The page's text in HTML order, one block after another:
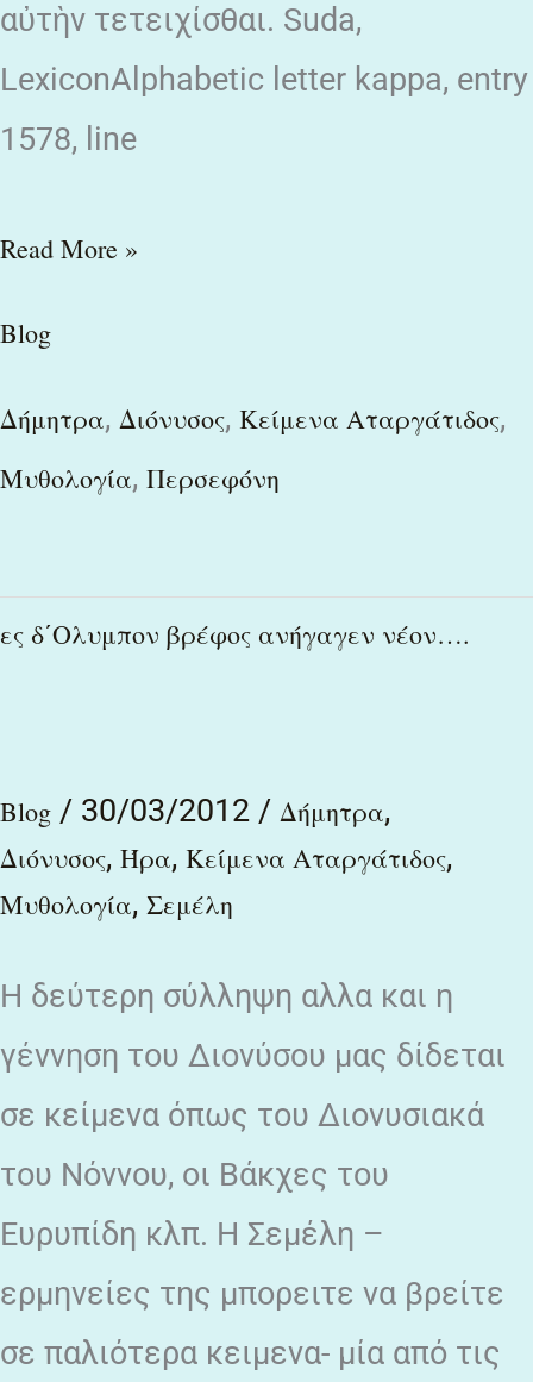
αὐτὴν τετειχίσθαι. Suda,
LexiconAlphabetic letter kappa, entry
1578, line
Read More »
Blog
Δήμητρα, Διόνυσος, Κείμενα Αταργάτιδος,
Μυθολογία, Περσεφόνη
ες δ΄Ολυμπον βρέφος ανήγαγεν νέον….
Blog / 30/03/2012 / Δήμητρα,
Διόνυσος, Ήρα, Κείμενα Αταργάτιδος,
Μυθολογία, Σεμέλη
Η δεύτερη σύλληψη αλλα και η
γέννηση του Διονύσου μας δίδεται
σε κείμενα όπως του Διονυσιακά
του Νόννου, οι Βάκχες του
Ευρυπίδη κλπ. Η Σεμέλη –
ερμηνείες της μπορειτε να βρείτε
σε παλιότερα κειμενα- μία από τις
νέον….